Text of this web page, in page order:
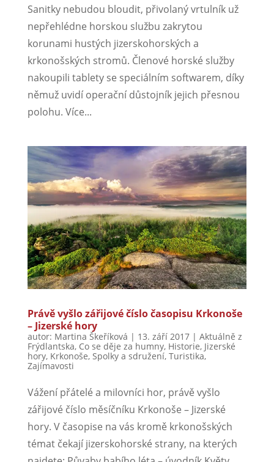
Sanitky nebudou bloudit, přivolaný vrtulník už
nepřehlédne horskou službu zakrytou
korunami hustých jizerskohorských a
krkonošských stromů. Členové horské služby
nakoupili tablety se speciálním softwarem, díky
němuž uvidí operační důstojník jejich přesnou
polohu. Více...
Právě vyšlo zářijové číslo časopisu Krkonoše
– Jizerské hory
autor: Martina Škeříková | 13. září 2017| Aktuálně z
Frýdlantska, Co se děje za humny, Historie, Jizerské
hory, Krkonoše, Spolky a sdružení, Turistika,
Zajímavosti
Vážení přátelé a milovníci hor, právě vyšlo
zářijové číslo měsíčníku Krkonoše – Jizerské
hory. V časopise na vás kromě krkonošských
témat čekají jizerskohorské strany, na kterých